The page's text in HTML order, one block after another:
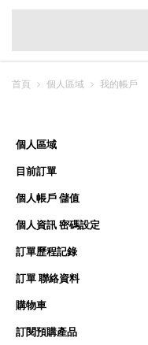
首頁 個人區域 我的帳戶
個人區域
目前訂單
個人帳戶 儲值
個人資訊 密碼設定
訂單歷程記錄
訂單 聯絡資料
購物車
訂閱預購產品